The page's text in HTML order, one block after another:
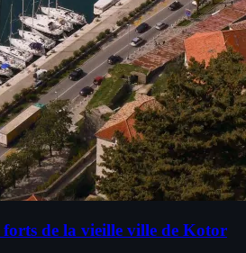
forts de la vieille ville de Kotor